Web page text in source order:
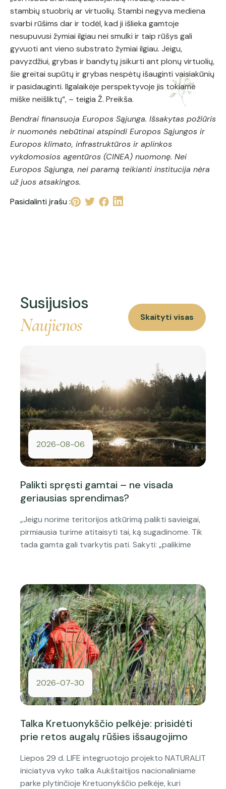
stambių stuobrių ar virtuolių. Stambi negyva mediena
svarbi rūšims dar ir todėl, kad ji išlieka gamtoje
nesupuvusi žymiai ilgiau nei smulki ir taip rūšys gali
gyvuoti ant vieno substrato žymiai ilgiau. Jeigu,
pavyzdžiui, grybas ir bandytų įsikurti ant plonų virtuolių,
šie greitai supūtų ir grybas nespėtų išauginti vaisiakūnių
ir pasidauginti. Ilgalaikėje perspektyvoje jis tokiame
miške neišliktų“, – teigia Ž. Preikša.
Bendrai finansuoja Europos Sąjunga. Išsakytas požiūris
ir nuomonės nebūtinai atspindi Europos Sąjungos ir
Europos klimato, infrastruktūros ir aplinkos
vykdomosios agentūros (CINEA) nuomonę. Nei
Europos Sąjunga, nei paramą teikianti institucija nėra
už juos atsakingos.
Pasidalinti įrašu :
Susijusios
Naujienos Skaityti visas
2026-08-06
Palikti spręsti gamtai – ne visada
geriausias sprendimas?
„Jeigu norime teritorijos atkūrimą palikti savieigai,
pirmiausia turime atitaisyti tai, ką sugadinome. Tik
tada gamta gali tvarkytis pati. Sakyti: „palikime
2026-07-30
Talka Kretuonykščio pelkėje: prisidėti
prie retos augalų rūšies išsaugojimo
Liepos 29 d. LIFE integruotojo projekto NATURALIT
iniciatyva vyko talka Aukštaitijos nacionaliniame
parke plytinčioje Kretuonykščio pelkėje, kuri